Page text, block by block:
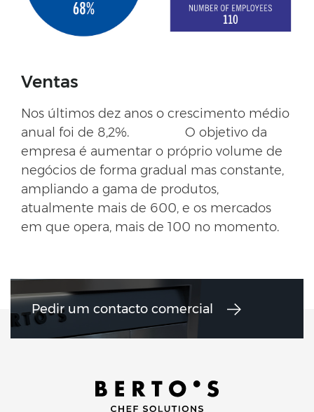
Ventas
Nos últimos dez anos o crescimento médio
anual foi de 8,2%. O objetivo da
empresa é aumentar o próprio volume de
negócios de forma gradual mas constante,
ampliando a gama de produtos,
atualmente mais de 600, e os mercados
em que opera, mais de 100 no momento.
Pedir um contacto comercial